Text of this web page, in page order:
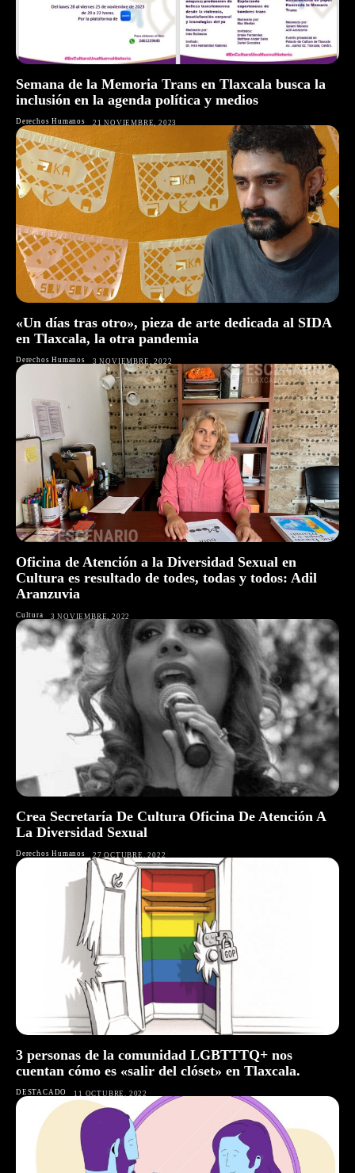
Semana de la Memoria Trans en Tlaxcala busca la
inclusión en la agenda política y medios
Derechos Humanos 21 NOVIEMBRE, 2023
«Un días tras otro», pieza de arte dedicada al SIDA
en Tlaxcala, la otra pandemia
Derechos Humanos 3 NOVIEMBRE, 2022
Oficina de Atención a la Diversidad Sexual en
Cultura es resultado de todes, todas y todos: Adil
Aranzuvia
Cultura 3 NOVIEMBRE, 2022
Crea Secretaría De Cultura Oficina De Atención A
La Diversidad Sexual
Derechos Humanos 27 OCTUBRE, 2022
3 personas de la comunidad LGBTTTQ+ nos
cuentan cómo es «salir del clóset» en Tlaxcala.
DESTACADO 11 OCTUBRE, 2022